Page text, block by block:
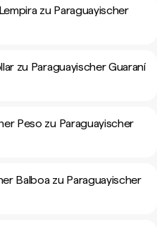
zu Paraguayischer
zu Paraguayischer Guaraní
Peso zu Paraguayischer
Balboa zu Paraguayischer